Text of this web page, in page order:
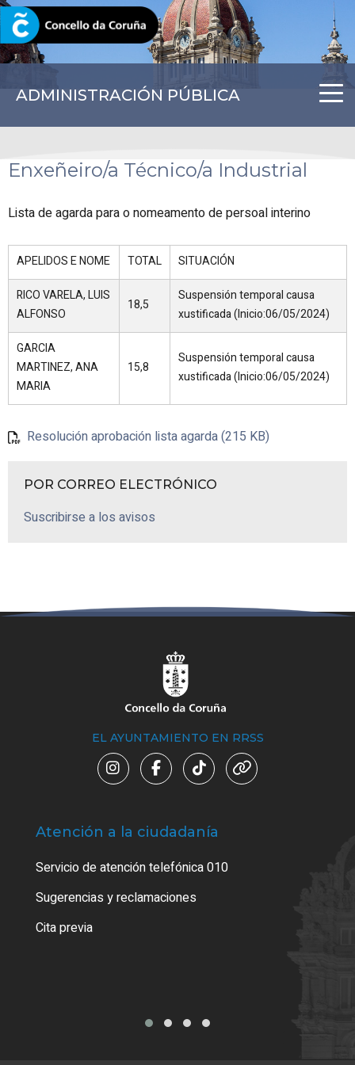
ADMINISTRACIÓN PÚBLICA
CORUNA.GAL
Enxeñeiro/a Técnico/a Industrial
Lista de agarda para o nomeamento de persoal interino
APELIDOS E NOME TOTAL SITUACIÓN
RICO VARELA, LUIS
ALFONSO
18,5
Suspensión temporal causa
xustificada (Inicio:06/05/2024)
GARCIA
MARTINEZ, ANA
MARIA
15,8
Suspensión temporal causa
xustificada (Inicio:06/05/2024)
Resolución aprobación lista agarda (215 KB)
POR CORREO ELECTRÓNICO
Suscribirse a los avisos
EL AYUNTAMIENTO EN RRSS
Atención a la ciudadanía
Servicio de atención telefónica 010
Sugerencias y reclamaciones
Cita previa